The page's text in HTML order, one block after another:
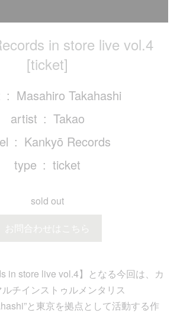
in store live vol.4
[ticket]
Masahiro Takahashi
artist
Takao
Kankyō Records
type
ticket
sold out
お問合わせはこちら
in store live vol.4】となる今回は、カ
チインストゥルメンタリス
と東京を拠点として活動する作